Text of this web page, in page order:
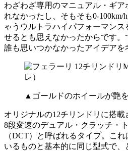
わざわざ専用のマニュアル・ギ
れなかったし、そもそも0-100km/
ゃうウルトラハイパフォーマン
せるとも思えなかったからです
誰も思いつかなかったアイデアを
▲ゴールドのホイールが艶
オリジナルの12チリンドリに搭
8段変速のデュアル・クラッチ・
（DCT）と呼ばれるタイプ。こ
いるものと基本的に同じ型式で